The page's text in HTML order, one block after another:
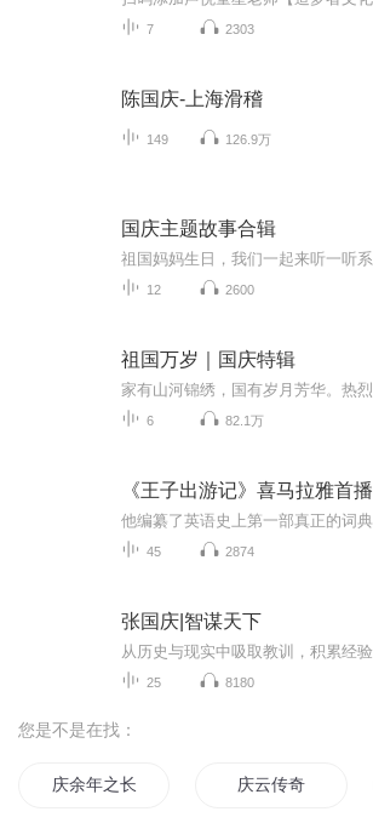
7 2303
陈国庆-上海滑稽
149 126.9万
国庆主题故事合辑
12 2600
祖国万岁｜国庆特辑
6 82.1万
《王子出游记》喜马拉雅首播
45 2874
张国庆|智谋天下
从历史与现实中吸取教训，积累经验
25 8180
您是不是在找：
庆余年之长歌行 庆云传奇